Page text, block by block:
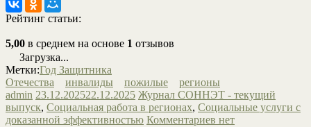
Рейтинг статьи:
5,00 в среднем на основе 1 отзывов
Загрузка...
Метки:Год Защитника
Отечества
инвалиды пожилые
регионы
admin 23.12.202522.12.2025 Журнал СОННЭТ - текущий
выпуск, Социальная работа в регионах, Социальные услуги с
доказанной эффективностью Комментариев нет